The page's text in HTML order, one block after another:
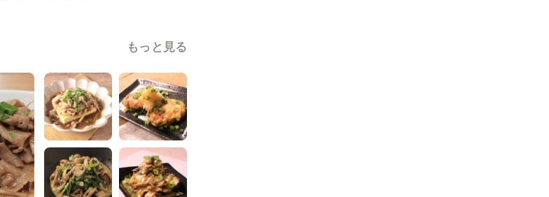
もっと見る